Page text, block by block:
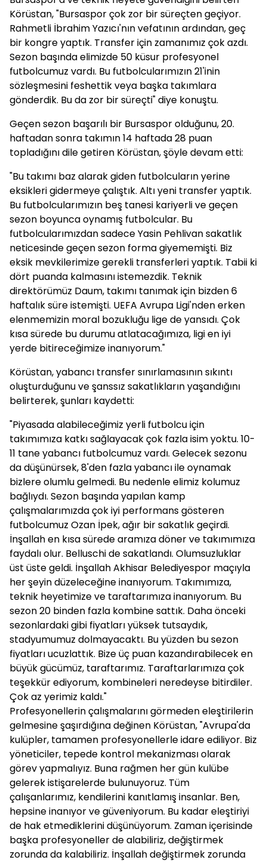
Körüstan, "Bursaspor çok zor bir süreçten geçiyor.
Rahmetli İbrahim Yazıcı'nın vefatının ardından, geç
bir kongre yaptık. Transfer için zamanımız çok azdı.
Sezon başında elimizde 50 küsur profesyonel
futbolcumuz vardı. Bu futbolcularımızın 21'inin
sözleşmesini feshettik veya başka takımlara
gönderdik. Bu da zor bir süreçti" diye konuştu.
Geçen sezon başarılı bir Bursaspor olduğunu, 20.
haftadan sonra takımın 14 haftada 28 puan
topladığını dile getiren Körüstan, şöyle devam etti:
"Bu takımı baz alarak giden futbolcuların yerine
eksikleri gidermeye çalıştık. Altı yeni transfer yaptık.
Bu futbolcularımızın beş tanesi kariyerli ve geçen
sezon boyunca oynamış futbolcular. Bu
futbolcularımızdan sadece Yasin Pehlivan sakatlık
neticesinde geçen sezon forma giyememişti. Biz
eksik mevkilerimize gerekli transferleri yaptık. Tabii ki
dört puanda kalmasını istemezdik. Teknik
direktörümüz Daum, takımı tanımak için bizden 6
haftalık süre istemişti. UEFA Avrupa Ligi'nden erken
elenmemizin moral bozukluğu lige de yansıdı. Çok
kısa sürede bu durumu atlatacağımıza, ligi en iyi
yerde bitireceğimize inanıyorum."
Körüstan, yabancı transfer sınırlamasının sıkıntı
oluşturduğunu ve şanssız sakatlıkların yaşandığını
belirterek, şunları kaydetti:
"Piyasada alabileceğimiz yerli futbolcu için
takımımıza katkı sağlayacak çok fazla isim yoktu. 10-
11 tane yabancı futbolcumuz vardı. Gelecek sezonu
da düşünürsek, 8'den fazla yabancı ile oynamak
bizlere olumlu gelmedi. Bu nedenle elimiz kolumuz
bağlıydı. Sezon başında yapılan kamp
çalışmalarımızda çok iyi performans gösteren
futbolcumuz Ozan İpek, ağır bir sakatlık geçirdi.
İnşallah en kısa sürede aramıza döner ve takımımıza
faydalı olur. Belluschi de sakatlandı. Olumsuzluklar
üst üste geldi. İnşallah Akhisar Belediyespor maçıyla
her şeyin düzeleceğine inanıyorum. Takımımıza,
teknik heyetimize ve taraftarımıza inanıyorum. Bu
sezon 20 binden fazla kombine sattık. Daha önceki
sezonlardaki gibi fiyatları yüksek tutsaydık,
stadyumumuz dolmayacaktı. Bu yüzden bu sezon
fiyatları ucuzlattık. Bize üç puan kazandırabilecek en
büyük gücümüz, taraftarımız. Taraftarlarımıza çok
teşekkür ediyorum, kombineleri neredeyse bitirdiler.
Çok az yerimiz kaldı."
Profesyonellerin çalışmalarını görmeden eleştirilerin
gelmesine şaşırdığına değinen Körüstan, "Avrupa'da
kulüpler, tamamen profesyonellerle idare ediliyor. Biz
yöneticiler, tepede kontrol mekanizması olarak
görev yapmalıyız. Buna rağmen her gün kulübe
gelerek istişarelerde bulunuyoruz. Tüm
çalışanlarımız, kendilerini kanıtlamış insanlar. Ben,
hepsine inanıyor ve güveniyorum. Bu kadar eleştiriyi
de hak etmediklerini düşünüyorum. Zaman içerisinde
başka profesyoneller de alabiliriz, değiştirmek
zorunda da kalabiliriz. İnşallah değiştirmek zorunda